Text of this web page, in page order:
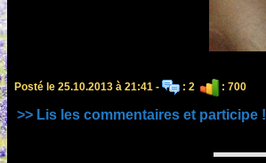
Posté le 25.10.2013 à 21:41 - : 2 : 700
>> Lis les commentaires et participe !